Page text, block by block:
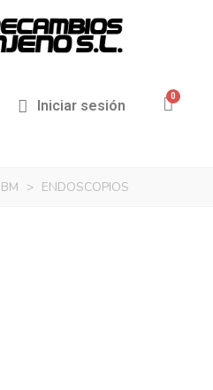
Iniciar sesión
> ENDOSCOPIOS